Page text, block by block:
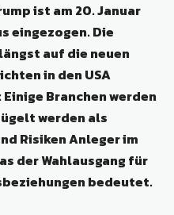
ist am 20. Januar
eingezogen. Die
auf die neuen
in den USA
Branchen werden
werden als
Risiken Anleger im
der Wahlausgang für
bedeutet.